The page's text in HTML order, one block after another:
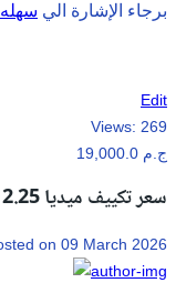
برجاء الإشارة الي سهله
Edit
Views: 269
19,000.0 ج.م
سعر تكييف ميديا 2.25 حصان بارد فقط
on 09 March 2026